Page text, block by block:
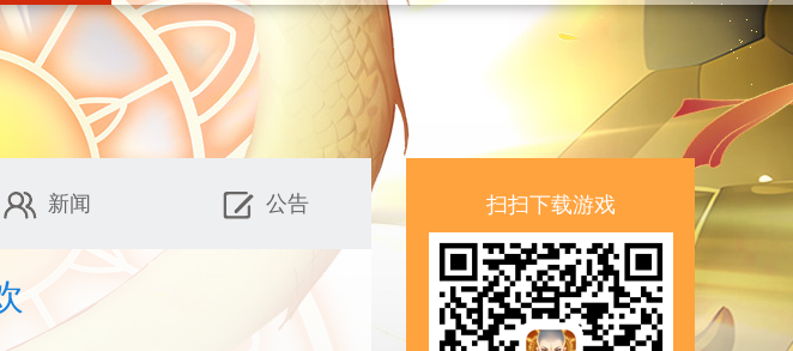
新闻 公告 扫扫下载游戏